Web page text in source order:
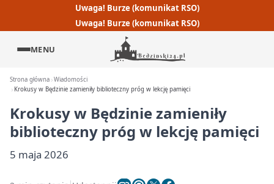
Uwaga! Burze (komunikat RSO)
Uwaga! Burze (komunikat RSO)
MENU
Strona główna Wiadomości
Krokusy w Będzinie zamieniły biblioteczny próg w lekcję pamięci
Krokusy w Będzinie zamieniły
biblioteczny próg w lekcję pamięci
5 maja 2026